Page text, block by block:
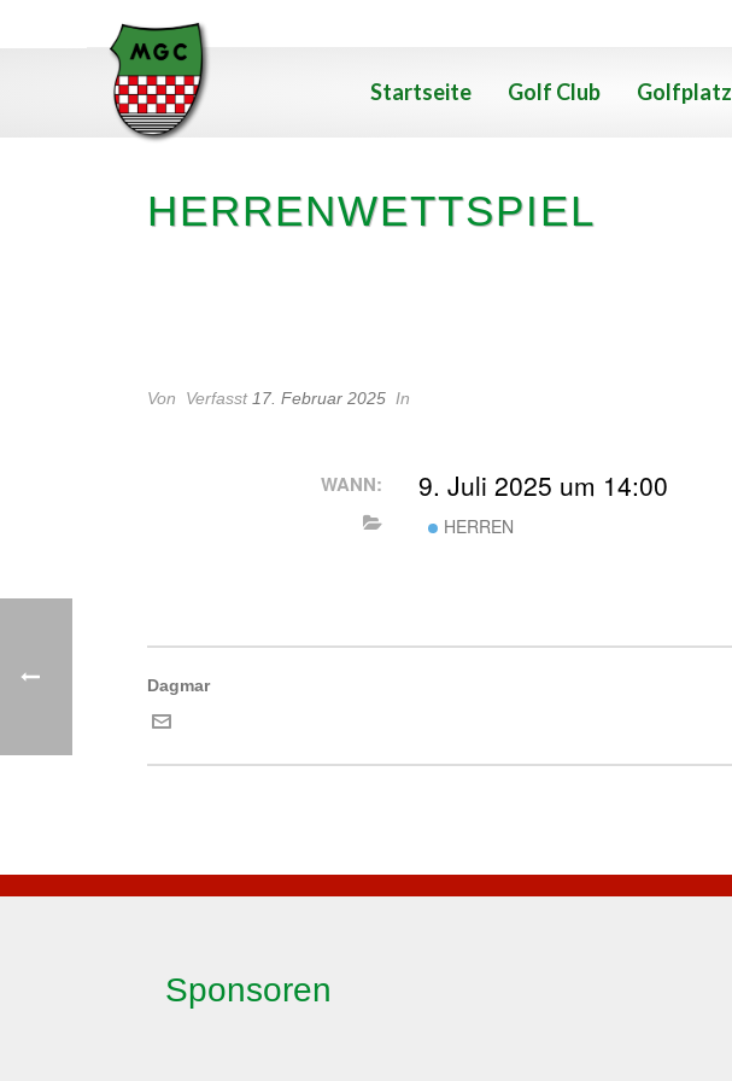
Startseite Golf Club Golfplatz
HERRENWETTSPIEL
Von Verfasst 17. Februar 2025 In
WANN: 9. Juli 2025 um 14:00
HERREN
Dagmar
Sponsoren